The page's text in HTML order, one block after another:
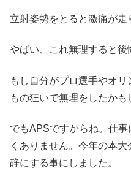
立射姿勢をとると激痛が走
やばい、これ無理すると後
もし自分がプロ選手やオ
もの狂いで無理をしたかも
でもAPSですからね。仕
くありません。今年の本
静にする事にしました。